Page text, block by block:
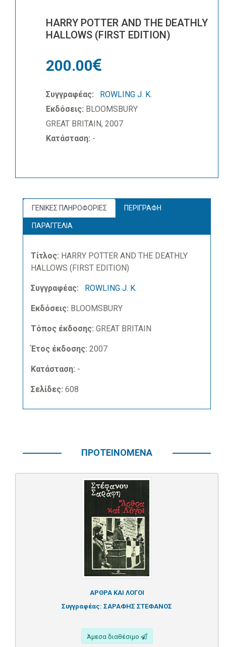
HARRY POTTER AND THE DEATHLY
HALLOWS (FIRST EDITION)
200.00
Συγγραφέας:
ROWLING J. K.
Εκδόσεις: BLOOMSBURY
GREAT BRITAIN, 2007
Κατάσταση: -
ΓΕΝΙΚΕΣ ΠΛΗΡΟΦΟΡΙΕΣ ΠΕΡΙΓΡΑΦΗ
ΠΑΡΑΓΓΕΛΙΑ
Τίτλος: HARRY POTTER AND THE DEATHLY
HALLOWS (FIRST EDITION)
Συγγραφέας: ROWLING J. K.
Εκδόσεις: BLOOMSBURY
Τόπος έκδοσης: GREAT BRITAIN
Έτος έκδοσης: 2007
Κατάσταση: -
Σελίδες: 608
ΠΡΟΤΕΙΝΟΜΕΝΑ
ΑΡΘΡΑ ΚΑΙ ΛΟΓΟΙ
Συγγραφέας: ΣΑΡΑΦΗΣ ΣΤΕΦΑΝΟΣ
Άμεσα διαθέσιμο